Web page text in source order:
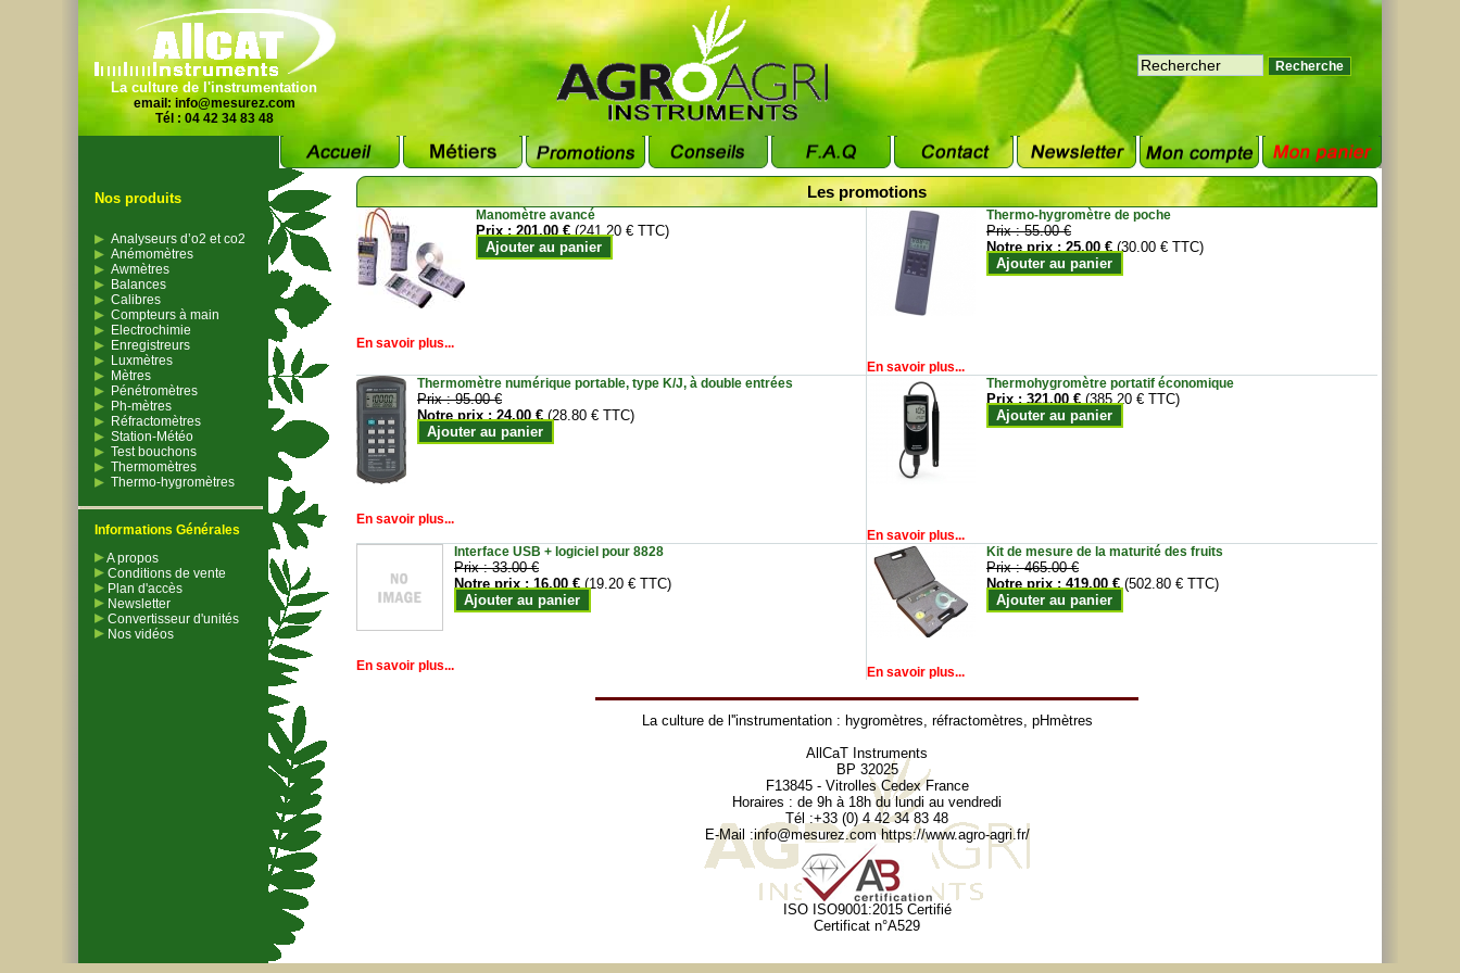
La culture de l'instrumentation
email: info@mesurez.com
Tél : 04 42 34 83 48
Nos produits
Analyseurs d’o2 et co2
Anémomètres
Awmètres
Balances
Calibres
Compteurs à main
Electrochimie
Enregistreurs
Luxmètres
Mètres
Pénétromètres
Ph-mètres
Réfractomètres
Station-Météo
Test bouchons
Thermomètres
Thermo-hygromètres
Informations Générales
A propos
Conditions de vente
Plan d'accès
Newsletter
Convertisseur d'unités
Nos vidéos
Les promotions
Manomètre avancé
Prix :201.00 € (241.20 € TTC)
Ajouter au panier
En savoir plus...
Thermo-hygromètre de poche
Prix :55.00 €
Notre prix :25.00 € (30.00 € TTC)
Ajouter au panier
En savoir plus...
Thermomètre numérique portable, type K/J, à double entrées
Prix :95.00 €
Notre prix :24.00 € (28.80 € TTC)
Ajouter au panier
En savoir plus...
Thermohygromètre portatif économique
Prix :321.00 € (385.20 € TTC)
Ajouter au panier
En savoir plus...
Interface USB + logiciel pour 8828
Prix :33.00 €
Notre prix :16.00 € (19.20 € TTC)
Ajouter au panier
En savoir plus...
Kit de mesure de la maturité des fruits
Prix :465.00 €
Notre prix :419.00 € (502.80 € TTC)
Ajouter au panier
En savoir plus...
La culture de l''instrumentation : hygromètres, réfractomètres, pHmètres
AllCaT Instruments
BP 32025
F13845 - Vitrolles Cedex France
Horaires : de 9h à 18h du lundi au vendredi
Tél :+33 (0) 4 42 34 83 48
E-Mail :info@mesurez.com https://www.agro-agri.fr/
ISO ISO9001:2015 Certifié
Certificat n°A529